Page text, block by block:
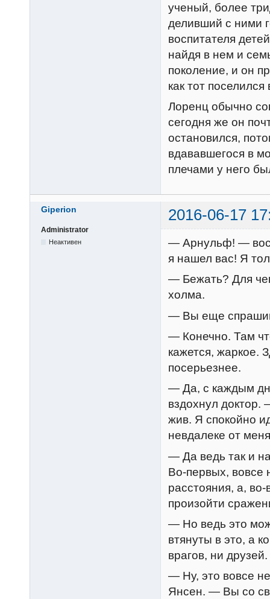
ученый, более
деливший с ними
воспитателя
найдя в нем и
поколение, и он
как тот
Лоренц обычно
сегодня же он
остановился,
вдававшегося в
плечами у него
Giperion 2016-06-17
Administrator
Неактивен
— Арнульф! —
я нашел вас! Я
— Бежать? Для
холма.
— Вы еще
— Конечно. Там
кажется, жаркое.
посерьезнее.
— Да, с каждым
вздохнул доктор.
жив. Я спокойно
невдалеке от
— Да ведь так и
Во-первых, вовсе
расстояния, а,
произойти
— Но ведь это
втянуты в это, а
врагов, ни друзей.
— Ну, это вовсе
Янсен. — Вы со